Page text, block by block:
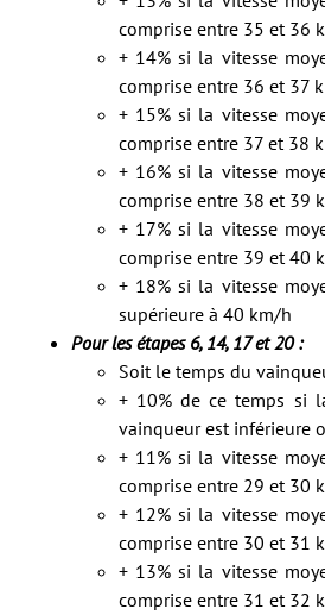
comprise entre 35 et 36
+ 14% si la vitesse
comprise entre 36 et 37
+ 15% si la vitesse
comprise entre 37 et 38
+ 16% si la vitesse
comprise entre 38 et 39
+ 17% si la vitesse
comprise entre 39 et 40
+ 18% si la vitesse
supérieure à 40 km/h
Pour les étapes 6, 14, 17 et 20 :
Soit le temps du
+ 10% de ce temps si
vainqueur est inférieure
+ 11% si la vitesse
comprise entre 29 et 30
+ 12% si la vitesse
comprise entre 30 et 31
+ 13% si la vitesse
comprise entre 31 et 32